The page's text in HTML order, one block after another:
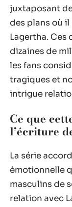
juxtaposant
des plans où
Lagertha. Ces
dizaines de
les fans
tragiques et
intrigue
Ce que
l’écriture
La série
émotionnelle
masculins de
relation avec